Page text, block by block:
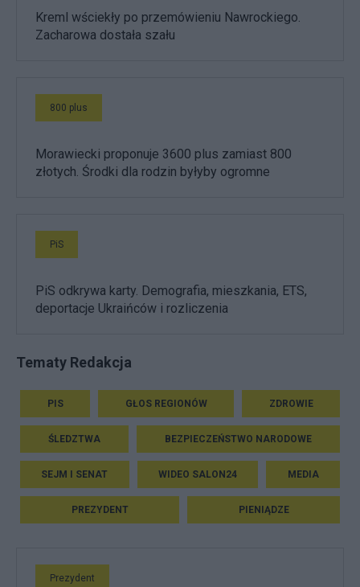
Kreml wściekły po przemówieniu Nawrockiego.
Zacharowa dostała szału
800 plus
Morawiecki proponuje 3600 plus zamiast 800
złotych. Środki dla rodzin byłyby ogromne
PiS
PiS odkrywa karty. Demografia, mieszkania, ETS,
deportacje Ukraińców i rozliczenia
Tematy Redakcja
PIS GŁOS REGIONÓW ZDROWIE
ŚLEDZTWA BEZPIECZEŃSTWO NARODOWE
SEJM I SENAT WIDEO SALON24 MEDIA
PREZYDENT PIENIĄDZE
Prezydent